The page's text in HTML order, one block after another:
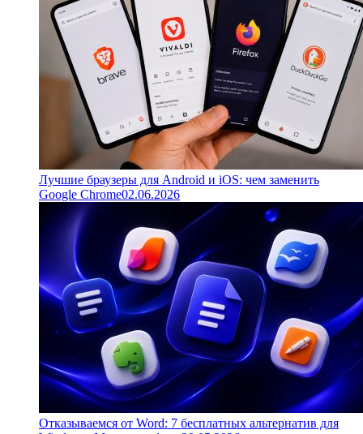
Лучшие браузеры для Android и iOS: чем заменить
Google Chrome02.06.2026
Отказываемся от Word: 7 бесплатных альтернатив для